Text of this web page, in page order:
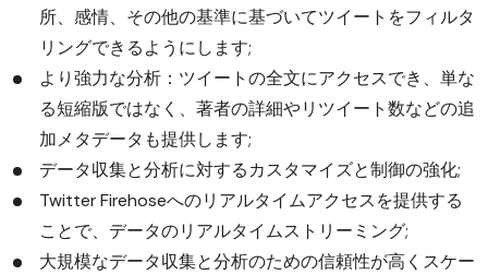
所、感情、その他の基準に基づいてツイートをフィルタ
リングできるようにします;
より強力な分析：ツイートの全文にアクセスでき、単な
る短縮版ではなく、著者の詳細やリツイート数などの追
加メタデータも提供します;
データ収集と分析に対するカスタマイズと制御の強化;
Twitter Firehoseへのリアルタイムアクセスを提供する
ことで、データのリアルタイムストリーミング;
大規模なデータ収集と分析のための信頼性が高くスケー